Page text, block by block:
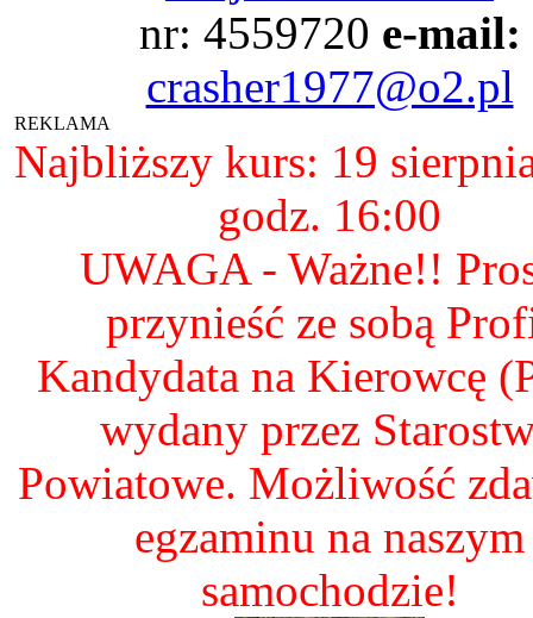
nr: 4559720 e-mail:
crasher1977@o2.pl
REKLAMA
Najbliższy kurs: 19
godz. 16:00
UWAGA - Ważne!!
przynieść ze sobą
Kandydata na Kierowcę
wydany przez
Powiatowe. Możliwość
egzaminu na naszym
samochodzie!